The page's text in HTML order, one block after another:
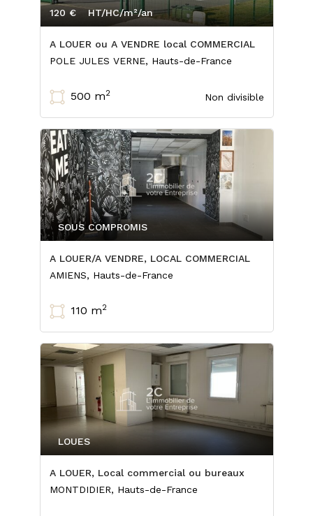
A LOUER ou A VENDRE local COMMERCIAL
Non divisible
120 € HT/HC/m²/an
POLE JULES VERNE, Hauts-de-France
500 m2
A LOUER/A VENDRE, LOCAL COMMERCIAL
SOUS COMPROMIS
AMIENS, Hauts-de-France
110 m2
A LOUER, Local commercial ou bureaux
LOUES
MONTDIDIER, Hauts-de-France